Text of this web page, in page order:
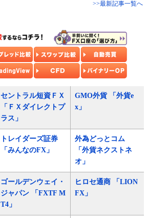
>>最新記事一覧へ
セントラル短資ＦＸ
「ＦＸダイレクトプ
ラス」
GMO外貨 「外貨e
x」
トレイダーズ証券
「みんなのFX」
外為どっとコム
「外貨ネクストネ
オ」
ゴールデンウェイ・
ジャパン 「FXTF M
T4」
ヒロセ通商 「LION
FX」